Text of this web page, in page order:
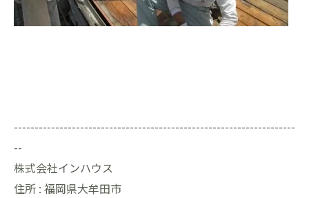
--------------------------------------------------------------------
--
株式会社インハウス
住所 : 福岡県大牟田市